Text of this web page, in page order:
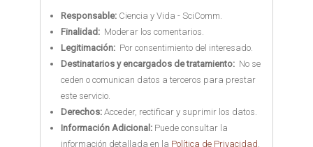
Responsable: Ciencia y Vida - SciComm.
Finalidad: Moderar los comentarios.
Legitimación: Por consentimiento del interesado.
Destinatarios y encargados de tratamiento: No se
ceden o comunican datos a terceros para prestar
este servicio.
Derechos: Acceder, rectificar y suprimir los datos.
Información Adicional: Puede consultar la
información detallada en la Política de Privacidad.